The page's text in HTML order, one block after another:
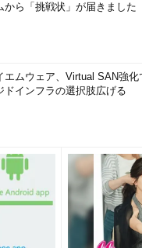
から「挑戦状」が届きました
エムウェア、Virtual SAN強
ドインフラの選択肢広げる